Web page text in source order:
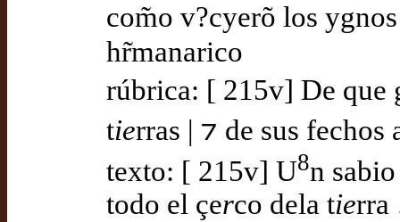
com̃o v?cyerõ los
hr̃manarico
rúbrica: [ 215v] De que
tierras | ⁊ de sus fechos
texto: [ 215v] U8n
todo el çerco dela tierra